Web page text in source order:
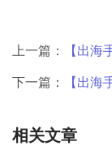
上一篇：
【出海
下一篇：
【出海
相关文章